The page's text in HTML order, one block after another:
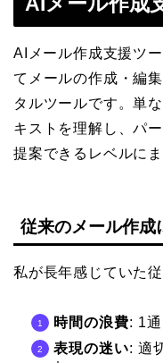
AIメール作成支援ツ
てメールの作成・編
タルツールです。単
キストを理解し、パ
提案できるレベルに
従来のメール作成
私が長年感じていた
時間の浪費: 1
表現の迷い: 適